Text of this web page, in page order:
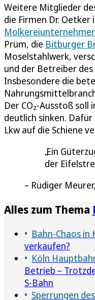
Weitere Mitglieder
die Firmen Dr. Oetker
Prüm, die Bitburger
Moselstahlwerk,
und der Betreiber
Insbesondere die
Der CO₂-Ausstoß
deutlich sinken.
Lkw auf die Schiene
Ein
der
Rüdiger
Alles zum Thema
Bahn-Chaos in
verkaufen?
Köln
Betrieb –
S-Bahn
Sperrungen